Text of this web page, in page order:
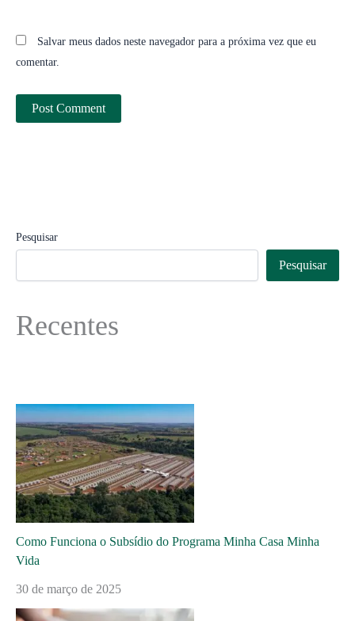
Salvar meus dados neste navegador para a próxima vez que eu
comentar.
Pesquisar
Pesquisar
Recentes
Como Funciona o Subsídio do Programa Minha Casa Minha
Vida
30 de março de 2025